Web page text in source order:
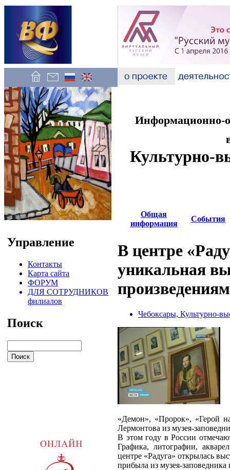
Управление
Контакты
Карта сайта
ФОРУМ
ДЛЯ СОТРУДНИКОВ
филиалов
Поиск
Информационно-
Культурно-
Общая
информация
События
В центре
уникальная
Чебоксары, Культурно-
«Демон», «Пророк», «Герой
Лермонтова из музея-
В этом году в России
Графика, литографии,
центре «Радуга» открылась
прибыла из музея-